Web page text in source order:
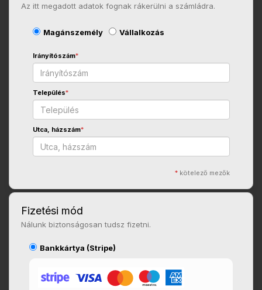
Az itt megadott adatok fognak rákerülni a számládra.
Magánszemély Vállalkozás
Irányítószám*
Település*
Utca, házszám*
* kötelező mezők
Fizetési mód
Nálunk biztonságosan tudsz fizetni.
Bankkártya (Stripe)